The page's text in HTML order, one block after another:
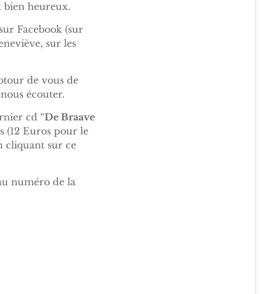
bien heureux.
Facebook (sur
sur les
de vous de
écouter.
cd “De Braave
(12 Euros pour le
cliquant sur ce
numéro de la